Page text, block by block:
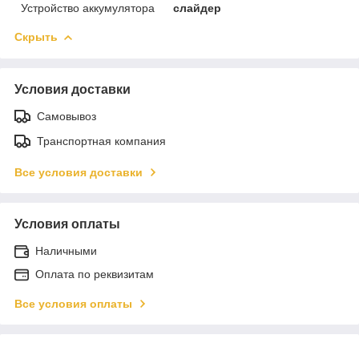
Устройство аккумулятора слайдер
Скрыть
Условия доставки
Самовывоз
Транспортная компания
Все условия доставки
Условия оплаты
Наличными
Оплата по реквизитам
Все условия оплаты